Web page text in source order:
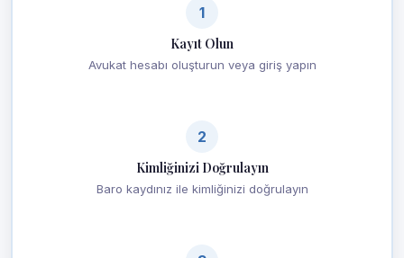
1
Kayıt Olun
Avukat hesabı oluşturun veya giriş yapın
2
Kimliğinizi Doğrulayın
Baro kaydınız ile kimliğinizi doğrulayın